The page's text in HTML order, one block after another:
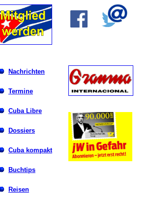
Nachrichten
Termine
Cuba Libre
Dossiers
Cuba kompakt
Buchtips
Reisen